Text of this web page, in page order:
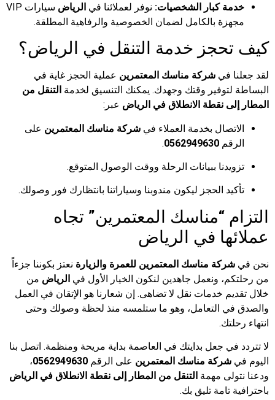
خدمة كبار الشخصيات: نوفر لعملائنا في الرياض
سيارات VIP
مجهزة بالكامل لضمان الخصوصية والرفاهية المطلقة.
كيف تحجز خدمة التنقل في الرياض؟
لقد جعلنا في شركة مناسك المعتمرين عملية الحجز غاية في
البساطة لتوفير وقتك وجهدك. يمكنك التنسيق لخدمة التنقل من
المطار إلى نقطة الانطلاق في الرياض عبر:
الاتصال بخدمة العملاء في شركة مناسك المعتمرين على
الرقم 0562949630
.
تزويدنا ببيانات الرحلة ووقت الوصول المتوقع.
تأكيد الحجز ليكون مندوبنا وسياراتنا بانتظارك فور وصولك.
التزام “مناسك المعتمرين” تجاه
عملائها في الرياض
نحن في شركة مناسك المعتمرين للعمرة والزيارة نعتز بكوننا جزءاً
من رحلتكم، ونعمل جاهدين لنكون الخيار الأول في الرياض من
خلال تقديم خدمات نقل لا تضاهى. إن شعارنا هو الإتقان في العمل
والصدق في التعامل، وهو ما ستلمسه منذ لحظة وصولك وحتى
انتهاء رحلتك.
لا تتردد في جعل بدايتك في العاصمة بداية مريحة ومنظمة. اتصل بنا
اليوم في شركة مناسك المعتمرين على الرقم 0562949630،
ودعنا نتولى مهمة التنقل من المطار إلى نقطة الانطلاق في الرياض
باحترافية تامة تليق بك.